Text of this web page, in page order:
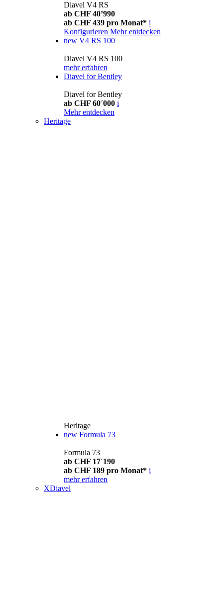
Diavel V4 RS
ab CHF 40’990
ab CHF 439 pro Monat* i
Konfigurieren Mehr entdecken
new V4 RS 100
Diavel V4 RS 100
mehr erfahren
Diavel for Bentley
Diavel for Bentley
ab CHF 60´000 i
Mehr entdecken
Heritage
Heritage
new Formula 73
Formula 73
ab CHF 17´190
ab CHF 189 pro Monat* i
mehr erfahren
XDiavel